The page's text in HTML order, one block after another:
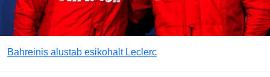
Bahreinis alustab esikohalt Leclerc